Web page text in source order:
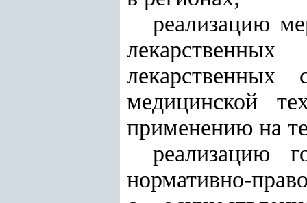
реализацию
лекарственных
медицинской
применению на
реализацию
нормативно-